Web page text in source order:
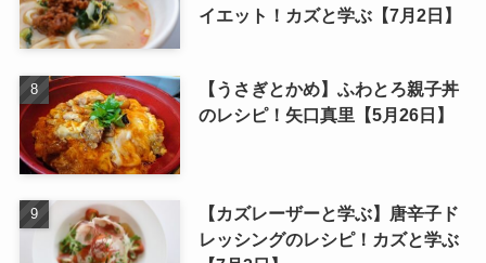
イエット！カズと学ぶ【7月2日】
【うさぎとかめ】ふわとろ親子丼
のレシピ！矢口真里【5月26日】
【カズレーザーと学ぶ】唐辛子ド
レッシングのレシピ！カズと学ぶ